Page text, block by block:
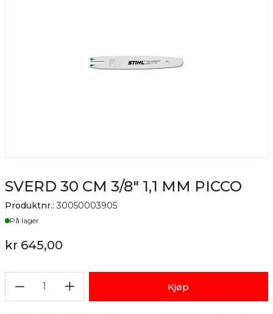
SVERD 30 CM 3/8" 1,1 MM PICCO
Produktnr.: 30050003905
Lager
På lager
kr 645,00
1 Kjøp